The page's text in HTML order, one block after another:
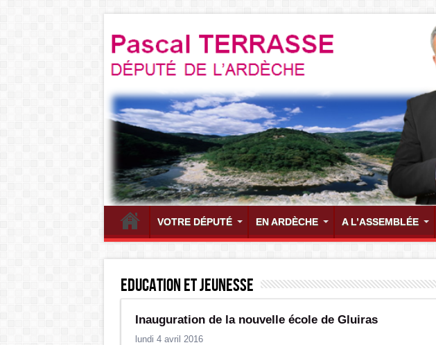
VOTRE DÉPUTÉ EN ARDÈCHE A L’ASSEMBLÉE
Education et jeunesse
Inauguration de la nouvelle école de Gluiras
lundi 4 avril 2016